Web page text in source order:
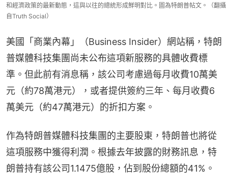
和經濟政策的最新動態，這與以往的總統形成鮮明對比。圖為特朗普帖文。（翻攝
自Truth Social）
美國「商業內幕」（Business Insider）網站稱，特朗
普媒體科技集團尚未公布這項新服務的具體收費標
準。但此前有消息稱，該公司考慮過每月收費10萬美
元（約78萬港元），或者提供簽約三年、每月收費6
萬美元（約47萬港元）的折扣方案。
作為特朗普媒體科技集團的主要股東，特朗普也將從
這項服務中獲得利潤。根據去年披露的財務訊息，特
朗普持有該公司1.1475億股，佔到股份總額的41%。